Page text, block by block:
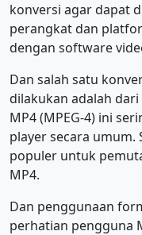
konversi agar dapat
perangkat dan
dengan software
Dan salah satu
dilakukan adalah
MP4 (MPEG-4) ini
player secara umum.
populer untuk
MP4.
Dan penggunaan
perhatian pengguna